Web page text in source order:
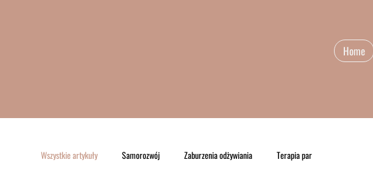
Home
Wszystkie artykuły Samorozwój Zaburzenia odżywiania Terapia par